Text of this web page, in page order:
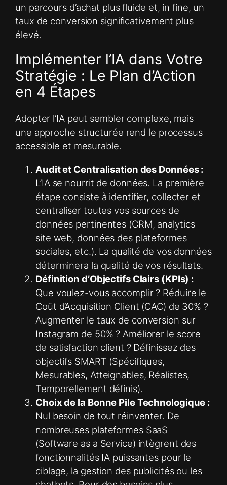
un parcours d’achat plus fluide et, in fine, un
taux de conversion significativement plus
élevé.
Implémenter l’IA dans Votre
Stratégie : Le Plan d’Action
en 4 Étapes
Adopter l’IA peut sembler complexe, mais
une approche structurée rend le processus
accessible et mesurable.
Audit et Centralisation des Données :
L’IA se nourrit de données. La première
étape consiste à identifier, collecter et
centraliser toutes vos sources de
données pertinentes (CRM, analytics
site web, données des plateformes
sociales, etc.). La qualité de vos données
déterminera la qualité de vos résultats.
Définition d’Objectifs Clairs (KPIs) :
Que voulez-vous accomplir ? Réduire le
Coût d’Acquisition Client (CAC) de 30% ?
Augmenter le taux de conversion sur
Instagram de 50% ? Améliorer le score
de satisfaction client ? Définissez des
objectifs SMART (Spécifiques,
Mesurables, Atteignables, Réalistes,
Temporellement définis).
Choix de la Bonne Pile Technologique :
Nul besoin de tout réinventer. De
nombreuses plateformes SaaS
(Software as a Service) intègrent des
fonctionnalités IA puissantes pour le
ciblage, la gestion des publicités ou les